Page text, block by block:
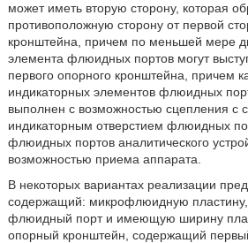
может иметь вторую сторону, которая
противоположную сторону от первой
кронштейна, причем по меньшей мере
элемента флюидных портов могут
первого опорного кронштейна, причем
индикаторных элементов флюидных
выполнен с возможностью сцепления с
индикаторным отверстием флюидных
флюидных портов аналитического
возможностью приема аппарата.
В некоторых вариантах реализации
содержащий: микрофлюидную
флюидный порт и имеющую ширину
опорный кронштейн, содержащий